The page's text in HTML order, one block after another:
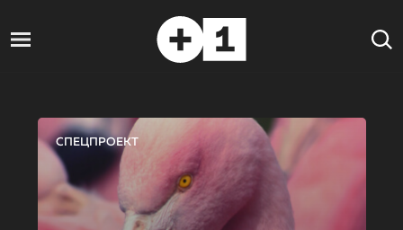
СПЕЦПРОЕКТ